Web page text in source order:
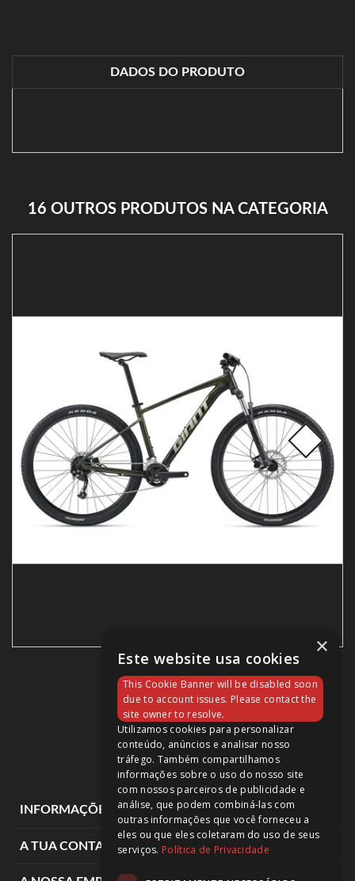
DADOS DO PRODUTO
16 OUTROS PRODUTOS NA CATEGORIA
GIANT 2022 TALON 29 2
699,00 €
INFORMAÇÕES DE LOJA
A TUA CONTA
×
Este website usa cookies
This Cookie Banner will be disabled soon
due to account issues. Please contact the
site owner to resolve.
Utilizamos cookies para personalizar
conteúdo, anúncios e analisar nosso
tráfego. Também compartilhamos
informações sobre o uso do nosso site
com nossos parceiros de publicidade e
análise, que podem combiná-las com
outras informações que você forneceu a
eles ou que eles coletaram do uso de seus
serviços. Política de Privacidade